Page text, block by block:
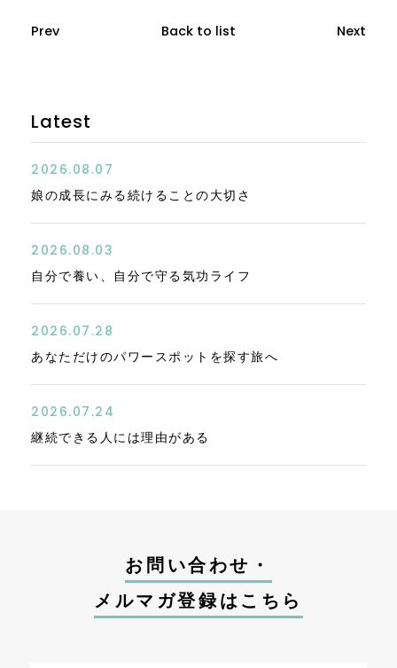
Prev Back to list Next
Latest
2026.08.07
娘の成長にみる続けることの大切さ
2026.08.03
自分で養い、自分で守る気功ライフ
2026.07.28
あなただけのパワースポットを探す旅へ
2026.07.24
継続できる人には理由がある
お問い合わせ・
メルマガ登録はこちら